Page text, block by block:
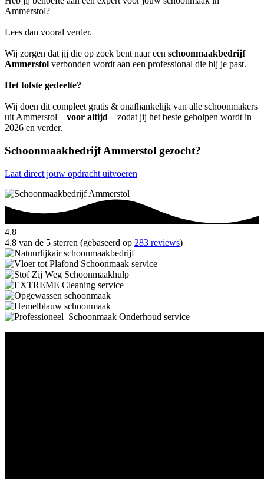
Ammerstol?
Lees dan vooral verder.
Wij zorgen dat jij die op zoek bent naar een schoonmaakbedrijf
Ammerstol verbonden wordt aan een professional die bij je past.
Het tofste gedeelte?
Wij doen dit compleet gratis & onafhankelijk van alle schoonmakers
uit Ammerstol – voor altijd – zodat jij het beste geholpen wordt in
2026 en verder.
Schoonmaakbedrijf Ammerstol gezocht?
Laat direct jouw opdracht uitvoeren
4.8
4.8 van de 5 sterren (gebaseerd op 283 reviews)